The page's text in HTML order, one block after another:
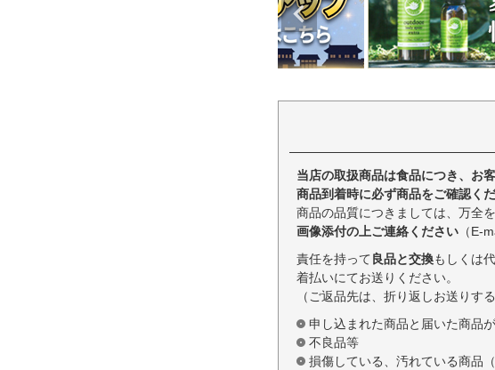
当店の取扱商品は食品につき、お
商品到着時に必ず商品をご確認くだ
商品の品質につきましては、万全
画像添付の上ご連絡ください （E-
責任を持って 良品と交換もしくは
着払いにてお送りください。
（ご返品先は、折り返しお送りす
申し込まれた商品と届いた商品
不良品等
損傷している、汚れている商品（